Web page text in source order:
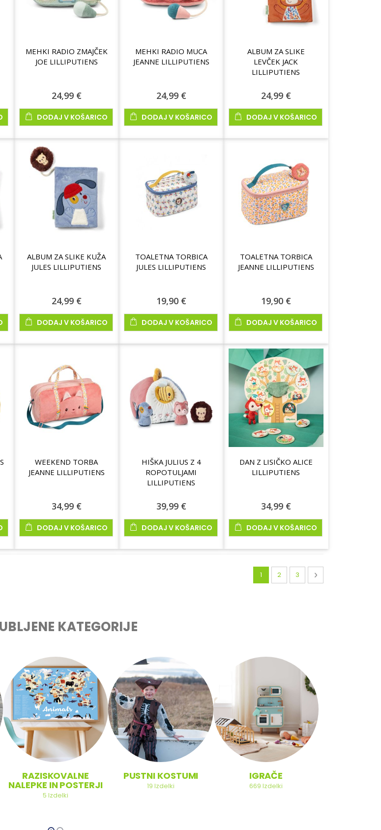
MEHKI RADIO ZMAJČEK
JOE LILLIPUTIENS
24,99 €
DODAJ V KOŠARICO
MEHKI RADIO MUCA
JEANNE LILLIPUTIENS
24,99 €
DODAJ V KOŠARICO
ALBUM ZA SLIKE
LEVČEK JACK
LILLIPUTIENS
24,99 €
DODAJ V KOŠARICO
ALBUM ZA SLIKE KUŽA
JULES LILLIPUTIENS
24,99 €
DODAJ V KOŠARICO
TOALETNA TORBICA
JULES LILLIPUTIENS
19,90 €
DODAJ V KOŠARICO
TOALETNA TORBICA
JEANNE LILLIPUTIENS
19,90 €
DODAJ V KOŠARICO
WEEKEND TORBA
JEANNE LILLIPUTIENS
34,99 €
DODAJ V KOŠARICO
HIŠKA JULIUS Z 4
ROPOTULJAMI
LILLIPUTIENS
39,99 €
DODAJ V KOŠARICO
DAN Z LISIČKO ALICE
LILLIPUTIENS
34,99 €
DODAJ V KOŠARICO
Stran
Trenutno berete stran
1 Stran
2 Stran
3 Stran
Naslednja
KATEGORIJE
RAZISKOVALNE
NALEPKE IN POSTERJI
5 Izdelki
PUSTNI KOSTUMI
19 Izdelki
IGRAČE
669 Izdelki